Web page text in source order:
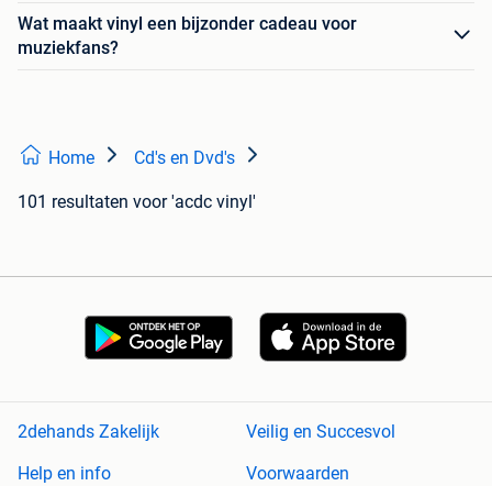
Wat maakt vinyl een bijzonder cadeau voor
muziekfans?
Home Cd's en Dvd's
101 resultaten voor 'acdc vinyl'
2dehands Zakelijk
Veilig en Succesvol
Help en info
Voorwaarden